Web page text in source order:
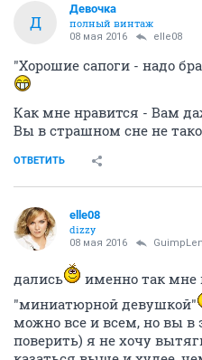
Д
Девочка
полный винтаж
08 мая 2016 elle08
"Хорошие сапоги - надо
Как мне нравится - Вам
Вы в страшном сне не
ОТВЕТИТЬ
elle08
dizzy
08 мая 2016
дались
именно так мне
"миниатюрной девушкой"
можно все и всем, но вы в
поверить) я не хочу